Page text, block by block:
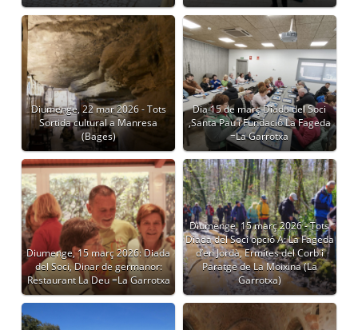
Diumenge, 22 mar 2026 - Tots
Sortida cultural a Manresa
(Bages)
Dia 15 de març Diada del Soci
,Santa Pau i Fundació La Fageda
=La Garrotxa
Diumenge, 15 març 2026: Diada
del Soci, Dinar de germanor:
Restaurant La Deu =La Garrotxa
Diumenge, 15 març 2026 - Tots
Diada del Soci opció A: La Fageda
d’en Jordà, Ermites del Corb i
Paratge de La Moixina (La
Garrotxa)